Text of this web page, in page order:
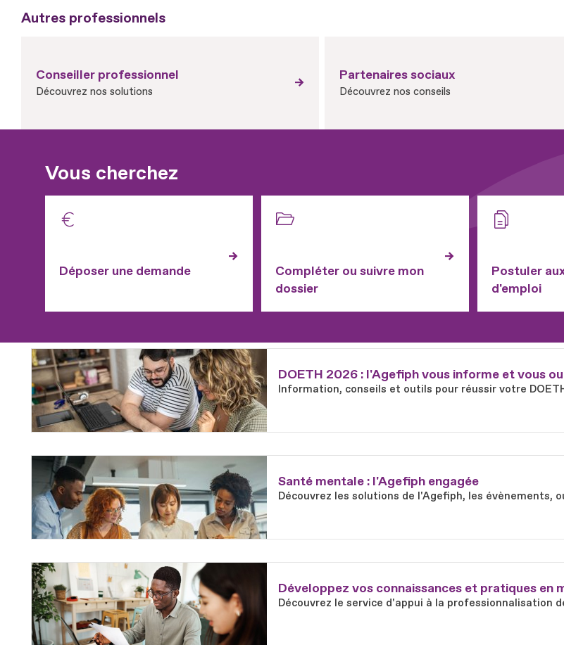
Autres professionnels
Conseiller professionnel
Découvrez nos solutions
Partenaires sociaux
Découvrez nos conseils
Vous cherchez
Déposer une demande
Compléter ou suivre mon
dossier
Postuler
d'emploi
DOETH 2026 : l'Agefiph vous informe et vous
Information, conseils et outils pour réussir votre
En savoir plus
Fichier
Santé mentale : l'Agefiph engagée
Découvrez les solutions de l'Agefiph, les évènements,
En savoir plus
Fichier
Développez vos connaissances et pratiques
Découvrez le service d'appui à la professionnalisation
En savoir plus
Fichier